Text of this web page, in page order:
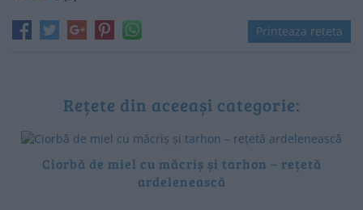
Printeaza reteta
Rețete din aceeași categorie:
Ciorbă de miel cu măcriș și tarhon – rețetă
ardelenească